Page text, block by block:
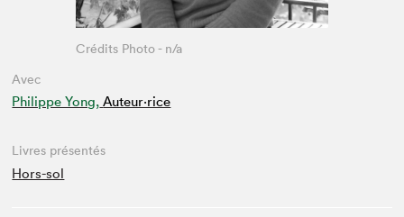
Avec
Philippe Yong, Auteur·rice
Crédits Photo - n/a
Livres présentés
Hors-sol